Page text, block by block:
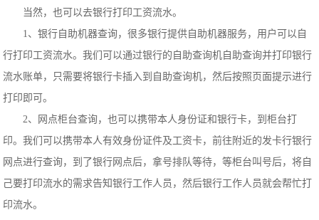
当然，也可以去银行打印工资流水。
1、银行自助机器查询，很多银行提供自助机器服务，用户可以自
行打印工资流水。我们可以通过银行的自助查询机自助查询并打印银行
流水账单，只需要将银行卡插入到自助查询机，然后按照页面提示进行
打印即可。
2、网点柜台查询，也可以携带本人身份证和银行卡，到柜台打
印。我们可以携带本人有效身份证件及工资卡，前往附近的发卡行银行
网点进行查询，到了银行网点后，拿号排队等待，等柜台叫号后，将自
己要打印流水的需求告知银行工作人员，然后银行工作人员就会帮忙打
印流水。